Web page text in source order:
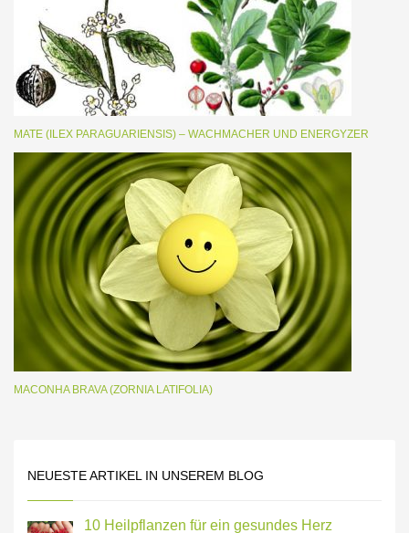
MATE (ILEX PARAGUARIENSIS) – WACHMACHER UND ENERGYZER
MACONHA BRAVA (ZORNIA LATIFOLIA)
NEUESTE ARTIKEL IN UNSEREM BLOG
10 Heilpflanzen für ein gesundes Herz